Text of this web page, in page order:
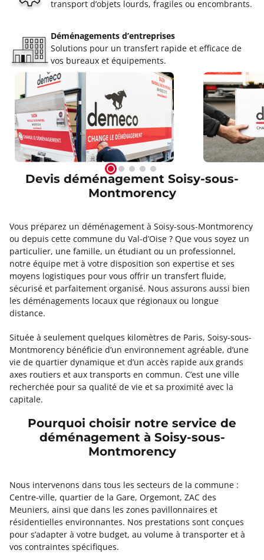
transport d’objets lourds, fragiles ou encombrants.
Déménagements d’entreprises
Solutions pour un transfert rapide et efficace de
vos bureaux et équipements.
Devis déménagement Soisy-sous-
Montmorency
Vous préparez un déménagement à Soisy-sous-Montmorency
ou depuis cette commune du Val-d’Oise ? Que vous soyez un
particulier, une famille, un étudiant ou un professionnel,
notre équipe met à votre disposition son expertise et ses
moyens logistiques pour vous offrir un transfert fluide,
sécurisé et parfaitement organisé. Nous assurons aussi bien
les déménagements locaux que régionaux ou longue
distance.
Située à seulement quelques kilomètres de Paris, Soisy-sous-
Montmorency bénéficie d’un environnement agréable, d’une
vie de quartier dynamique et d’un accès rapide aux grands
axes routiers et aux transports en commun. C’est une ville
recherchée pour sa qualité de vie et sa proximité avec la
capitale.
Pourquoi choisir notre service de
déménagement à Soisy-sous-
Montmorency
Nous intervenons dans tous les secteurs de la commune :
Centre-ville, quartier de la Gare, Orgemont, ZAC des
Meuniers, ainsi que dans les zones pavillonnaires et
résidentielles environnantes. Nos prestations sont conçues
pour s’adapter à votre budget, au volume à transporter et à
vos contraintes spécifiques.